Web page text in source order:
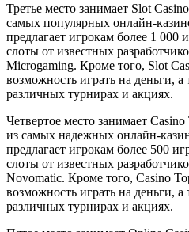
Третье место занимает Slot
самых популярных онлайн-
предлагает игрокам более 1 000
слоты от известных
Microgaming. Кроме того, Slot
возможность играть на деньги,
различных турнирах и акциях.
Четвертое место занимает
из самых надежных онлайн-
предлагает игрокам более 500
слоты от известных
Novomatic. Кроме того, Casino
возможность играть на деньги,
различных турнирах и акциях.